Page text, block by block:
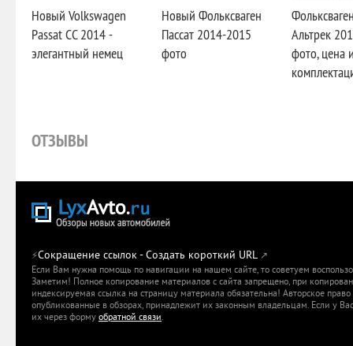
Новый Volkswagen
Passat CC 2014 -
элегантный немец
Новый Фольксваген
Пассат 2014-2015
фото
Альтрек
фото, цена
ОТЗЫВЫ
⚡Сокращение ссылок - Создать короткий URL ↗
Если Вам нужна помощь по навигации на нашем сайте, то советуем
Заметим! Полное копирование материалов с сайта запрещено, при
индексируемая ссылка на страницу материала обязательна! Авторское
опубликованные в обзорах, принадлежит их законным владельцам. Если у
их через форму обратной связи.